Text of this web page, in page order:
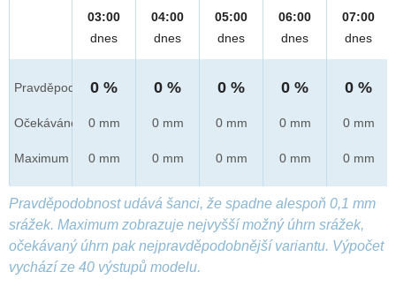
Pravděpod.
Očekáváno
Maximum
03:00
dnes
0 %
0 mm
0 mm
04:00
dnes
0 %
0 mm
0 mm
05:00
dnes
0 %
0 mm
0 mm
06:00
dnes
0 %
0 mm
0 mm
07:00
dnes
0 %
0 mm
0 mm
Pravděpodobnost udává šanci, že spadne alespoň 0,1 mm
srážek. Maximum zobrazuje nejvyšší možný úhrn srážek,
očekávaný úhrn pak nejpravděpodobnější variantu. Výpočet
vychází ze 40 výstupů modelu.